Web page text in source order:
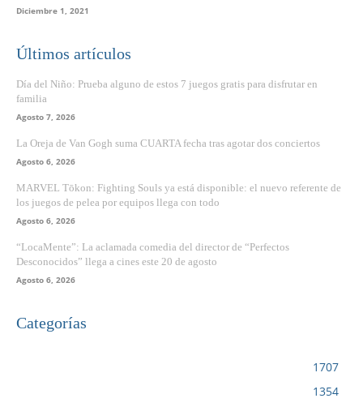
Diciembre 1, 2021
Últimos artículos
Día del Niño: Prueba alguno de estos 7 juegos gratis para disfrutar en
familia
Agosto 7, 2026
La Oreja de Van Gogh suma CUARTA fecha tras agotar dos conciertos
Agosto 6, 2026
MARVEL Tōkon: Fighting Souls ya está disponible: el nuevo referente de
los juegos de pelea por equipos llega con todo
Agosto 6, 2026
“LocaMente”: La aclamada comedia del director de “Perfectos
Desconocidos” llega a cines este 20 de agosto
Agosto 6, 2026
Categorías
1707
1354